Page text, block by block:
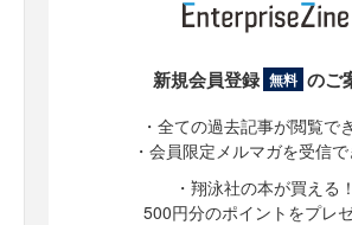
新規会員登録 無料 のご
・全ての過去記事が閲覧で
・会員限定メルマガを受信
・翔泳社の本が買える！
500円分のポイントをプレ